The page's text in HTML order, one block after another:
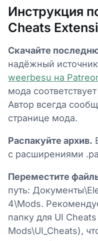
Инструкция
Cheats
Скачайте
надёжный
weerbesu на
мода
Автор всегда
странице мода.
Распакуйте архив.
с расширениями
Переместите
путь:
4\Mods.
папку для UI
Mods\UI_Cheats),